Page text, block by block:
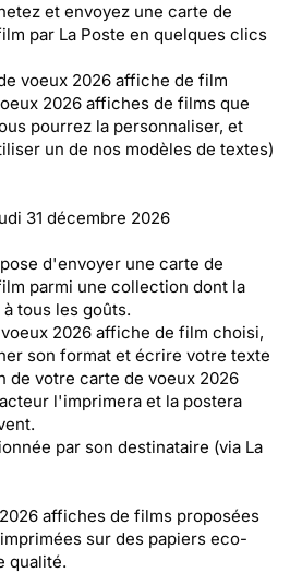
et envoyez une carte de
par La Poste en quelques clics
voeux 2026 affiche de film
2026 affiches de films que
pourrez la personnaliser, et
un de nos modèles de textes)
31 décembre 2026
d'envoyer une carte de
parmi une collection dont la
tous les goûts.
2026 affiche de film choisi,
son format et écrire votre texte
de votre carte de voeux 2026
l'imprimera et la postera
par son destinataire (via La
affiches de films proposées
sur des papiers eco-
qualité.